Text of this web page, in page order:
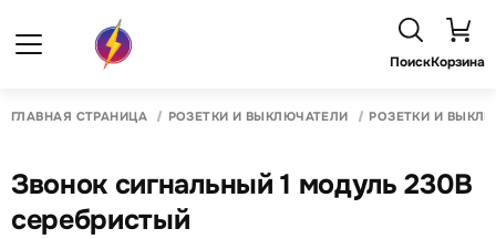
ПоискКорзина
ГЛАВНАЯ СТРАНИЦА РОЗЕТКИ И ВЫКЛЮЧАТЕЛИ РОЗЕТКИ И
Звонок сигнальный 1 модуль 230В
серебристый